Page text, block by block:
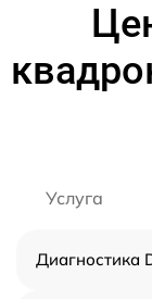
Услуга
Диагностика